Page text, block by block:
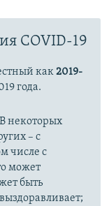
COVID-19
как2019-
года.
некоторых
– с
числе с
может
быть